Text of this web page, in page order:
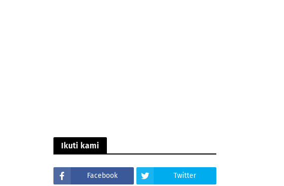
Ikuti kami
Facebook Twitter